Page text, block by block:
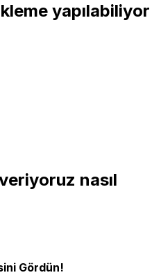
yapılabiliyor
nasıl
Gördün!